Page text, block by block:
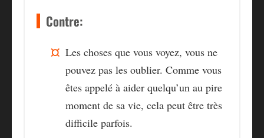
Contre:
Les choses que vous voyez, vous ne
pouvez pas les oublier. Comme vous
êtes appelé à aider quelqu’un au pire
moment de sa vie, cela peut être très
difficile parfois.